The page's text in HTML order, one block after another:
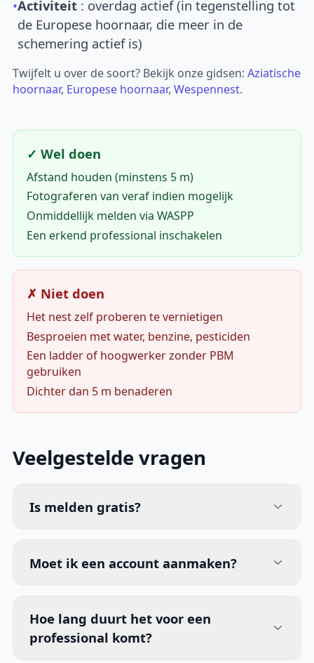
•Activiteit : overdag actief (in tegenstelling tot
de Europese hoornaar, die meer in de
schemering actief is)
Twijfelt u over de soort? Bekijk onze gidsen:Aziatische
hoornaar, Europese hoornaar,Wespennest.
✓ Wel doen
Afstand houden (minstens 5 m)
Fotograferen van veraf indien mogelijk
Onmiddellijk melden via WASPP
Een erkend professional inschakelen
✗ Niet doen
Het nest zelf proberen te vernietigen
Besproeien met water, benzine, pesticiden
Een ladder of hoogwerker zonder PBM
gebruiken
Dichter dan 5 m benaderen
Veelgestelde vragen
Is melden gratis?
Moet ik een account aanmaken?
Hoe lang duurt het voor een
professional komt?